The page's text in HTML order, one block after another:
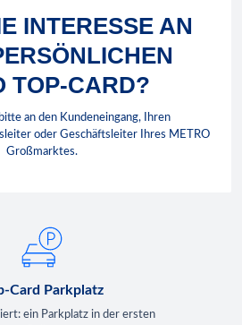
INTERESSE AN
TOP-CARD?
an den Kundeneingang, Ihren
oder Geschäftsleiter Ihres METRO
Großmarktes.
Card Parkplatz
ein Parkplatz in der ersten